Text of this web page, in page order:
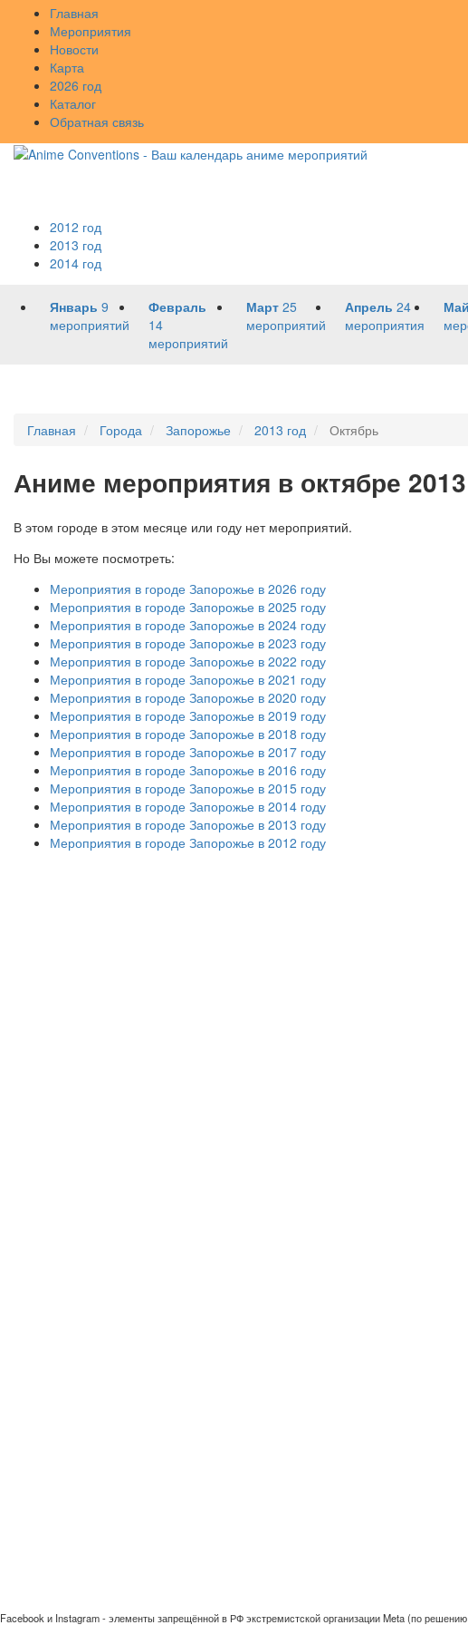
Главная
Мероприятия
Новости
Карта
2026 год
Каталог
Обратная связь
2012 год
2013 год
2014 год
Январь 9
мероприятий
Февраль
14
мероприятий
Март 25
мероприятий
Апрель 24
мероприятия
Май
Главная Города Запорожье 2013 год Октябрь
Аниме мероприятия в октябре
В этом городе в этом месяце или году нет мероприятий.
Но Вы можете посмотреть:
Мероприятия в городе Запорожье в 2026 году
Мероприятия в городе Запорожье в 2025 году
Мероприятия в городе Запорожье в 2024 году
Мероприятия в городе Запорожье в 2023 году
Мероприятия в городе Запорожье в 2022 году
Мероприятия в городе Запорожье в 2021 году
Мероприятия в городе Запорожье в 2020 году
Мероприятия в городе Запорожье в 2019 году
Мероприятия в городе Запорожье в 2018 году
Мероприятия в городе Запорожье в 2017 году
Мероприятия в городе Запорожье в 2016 году
Мероприятия в городе Запорожье в 2015 году
Мероприятия в городе Запорожье в 2014 году
Мероприятия в городе Запорожье в 2013 году
Мероприятия в городе Запорожье в 2012 году
Facebook и Instagram - элементы запрещённой в РФ экстремистской организации Meta (по